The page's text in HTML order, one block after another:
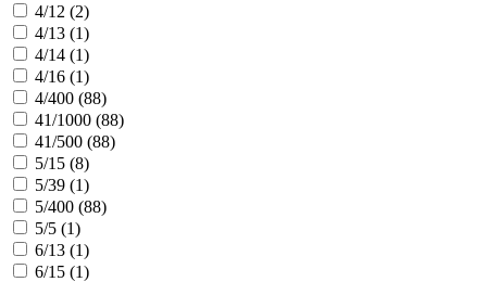
4/12 (2)
4/13 (1)
4/14 (1)
4/16 (1)
4/400 (88)
41/1000 (88)
41/500 (88)
5/15 (8)
5/39 (1)
5/400 (88)
5/5 (1)
6/13 (1)
6/15 (1)